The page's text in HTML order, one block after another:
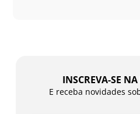
INSCREVA-SE
E receba novidades